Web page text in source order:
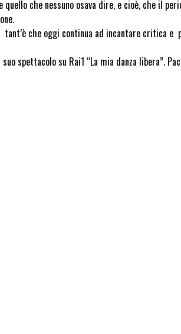
che nessuno osava dire, e cioè, che il
che oggi continua ad incantare critica e
spettacolo su Rai1 “La mia danza libera”.